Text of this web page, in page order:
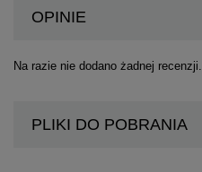
OPINIE
Na razie nie dodano żadnej recenzji.
PLIKI DO POBRANIA